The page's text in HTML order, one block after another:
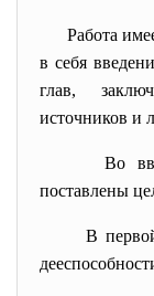
Работа
в себя
глав,
источников и
Во
поставлены
В